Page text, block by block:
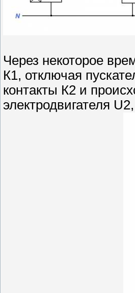
Через некоторое
К1, отключая
контакты К2 и
электродвигателя